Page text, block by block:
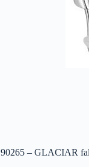
90265 – GLACIAR